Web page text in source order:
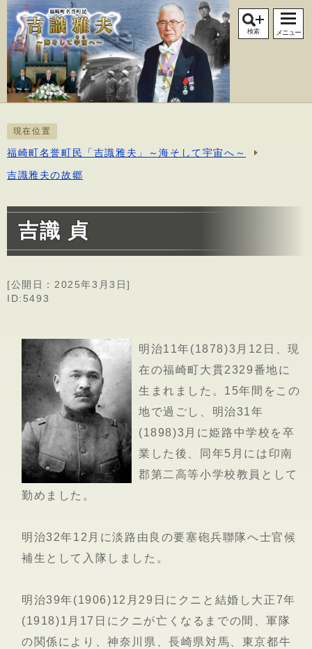
検索 メニュー
現在位置
福崎町名誉町民「吉識雅夫」～海そして宇宙へ～
吉識雅夫の故郷
吉識 貞
[公開日： 2025年3月3日]
ID:5493
明治11年(1878)3月12日、現
在の福崎町大貫2329番地に
生まれました。15年間をこの
地で過ごし、明治31年
(1898)3月に姫路中学校を卒
業した後、同年5月には印南
郡第二高等小学校教員として
勤めました。
明治32年12月に淡路由良の要塞砲兵聯隊へ士官候
補生として入隊しました。
明治39年(1906)12月29日にクニと結婚し大正7年
(1918)1月17日にクニが亡くなるまでの間、軍隊
の関係により、神奈川県、長崎県対馬、東京都牛